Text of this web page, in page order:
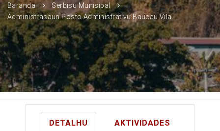
Baranda
Serbisu Munisipal
Administrasaun Posto Administrativu Baucau Vila
DETALHU AKTIVIDADES